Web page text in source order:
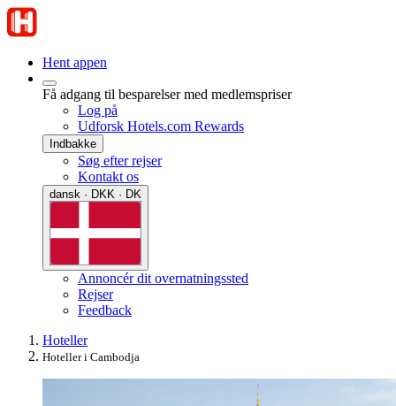
Hent appen
Få adgang til besparelser med medlemspriser
Log på
Udforsk Hotels.com Rewards
Indbakke
Søg efter rejser
Kontakt os
dansk · DKK · DK
Annoncér dit overnatningssted
Rejser
Feedback
Hoteller
Hoteller i Cambodja